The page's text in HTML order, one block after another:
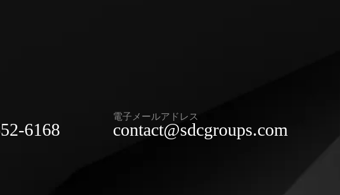
6168
電子メールアドレス
contact@sdcgroups.com